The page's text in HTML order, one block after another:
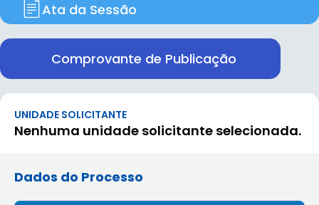
Ata da Sessão
Comprovante de Publicação
UNIDADE SOLICITANTE
Nenhuma unidade solicitante selecionada.
Dados do Processo